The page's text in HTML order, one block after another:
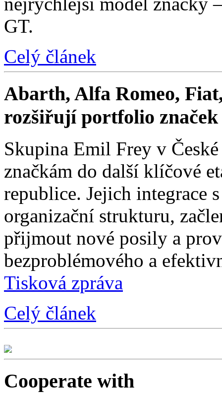
GT.
Celý článek
Abarth, Alfa Romeo,
rozšiřují portfolio
Skupina Emil Frey v
značkám do další klíčové
republice. Jejich integrace
organizační strukturu,
přijmout nové posily a
bezproblémového a
Tisková zpráva
Celý článek
Cooperate with